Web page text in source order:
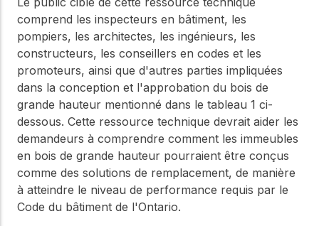
construction en bois.
Outils de
conception
Outils et calculateurs
certifiés pour vous
aider à concevoir des
structures en bois
efficaces et durables
en toute confiance et
sécurité.
Apprentissage
Faites connaissance
avec les dirigeants qui
fournissent la direction
stratégique et la
gouvernance de notre
organisation.
Carrières
Explorez les offres
d'emploi actuelles et les
opportunités de
développement de
comprend les inspecteurs en bâtiment, les
pompiers, les architectes, les ingénieurs, les
constructeurs, les conseillers en codes et les
promoteurs, ainsi que d'autres parties impliquées
dans la conception et l'approbation du bois de
grande hauteur mentionné dans le tableau 1 ci-
dessous. Cette ressource technique devrait aider les
demandeurs à comprendre comment les immeubles
en bois de grande hauteur pourraient être conçus
comme des solutions de remplacement, de manière
à atteindre le niveau de performance requis par le
Code du bâtiment de l'Ontario.